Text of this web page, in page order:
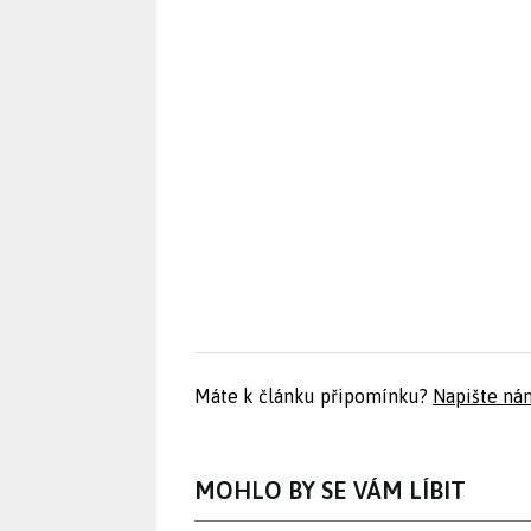
Máte k článku připomínku? Napište
MOHLO BY SE VÁM LÍBIT